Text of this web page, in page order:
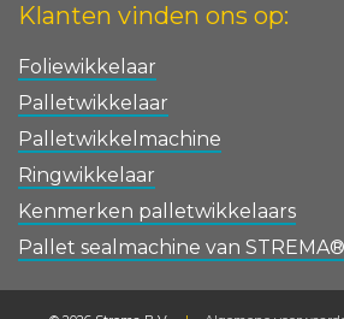
Klanten vinden ons op:
Foliewikkelaar
Palletwikkelaar
Palletwikkelmachine
Ringwikkelaar
Kenmerken palletwikkelaars
Pallet sealmachine van STREMA®